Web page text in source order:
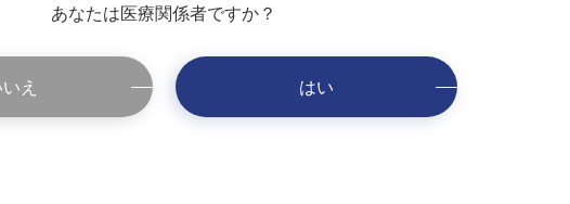
あなたは医療関係者ですか？
え はい